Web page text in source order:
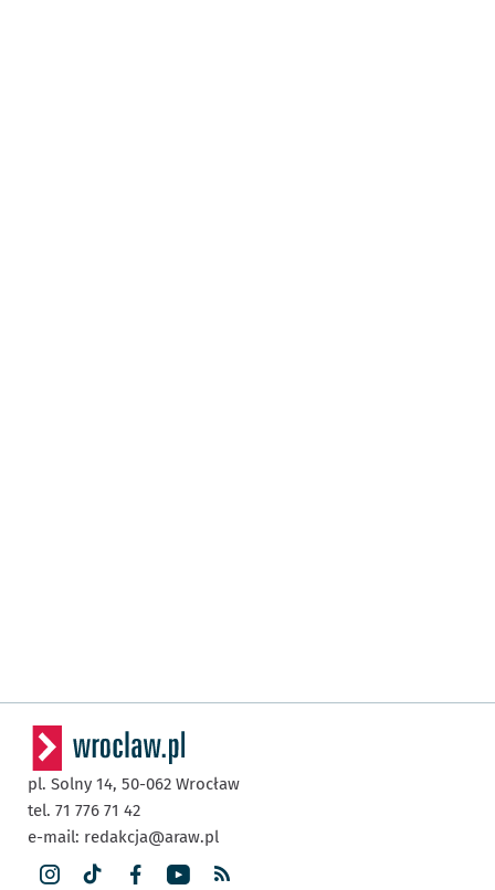
pl. Solny 14, 50-062 Wrocław
tel. 71 776 71 42
e-mail: redakcja@araw.pl